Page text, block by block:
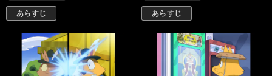
あらすじ あらすじ